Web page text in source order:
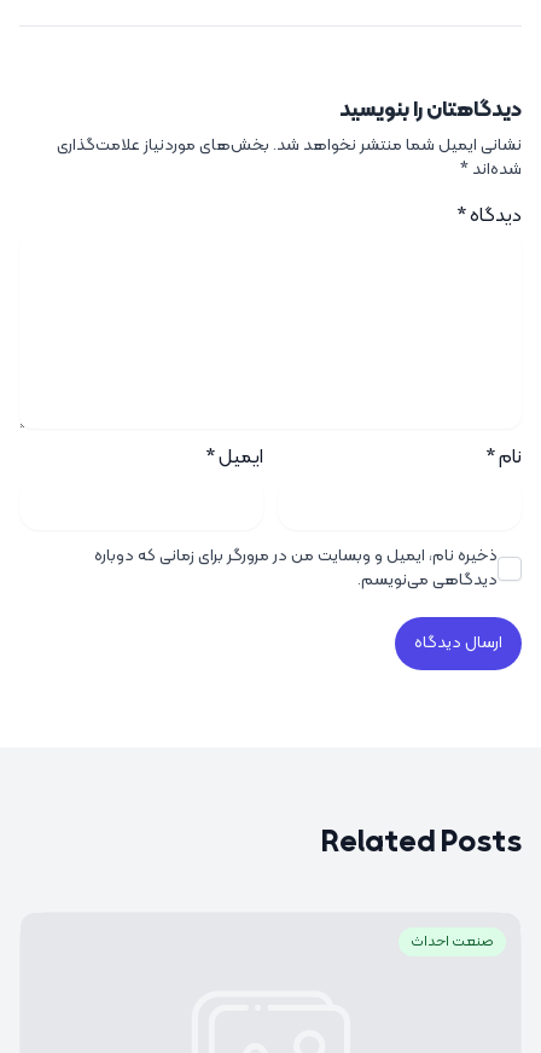
دیدگاهتان را بنویسید
نشانی ایمیل شما منتشر نخواهد شد. بخش‌های موردنیاز علامت‌گذاری
شده‌اند*
دیدگاه*
نام* ایمیل*
ذخیره نام، ایمیل و وبسایت من در مرورگر برای زمانی که دوباره
دیدگاهی می‌نویسم.
Related Posts
صنعت احداث